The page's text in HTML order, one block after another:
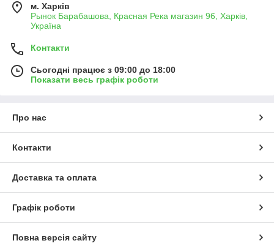
м. Харків
Рынок Барабашова, Красная Река магазин 96, Харків,
Україна
Контакти
Сьогодні працює з 09:00 до 18:00
Показати весь графік роботи
Про нас
Контакти
Доставка та оплата
Графік роботи
Повна версія сайту